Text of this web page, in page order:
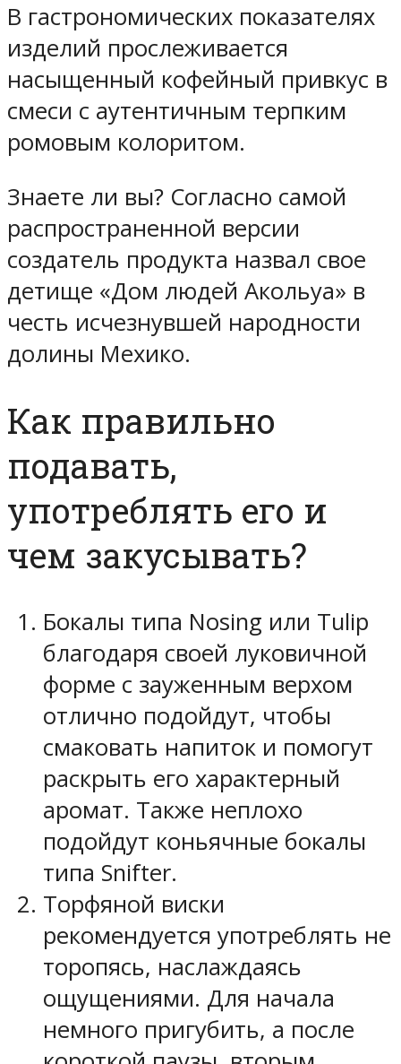
В гастрономических показателях
изделий прослеживается
насыщенный кофейный привкус в
смеси с аутентичным терпким
ромовым колоритом.
Знаете ли вы? Согласно самой
распространенной версии
создатель продукта назвал свое
детище «Дом людей Акольуа» в
честь исчезнувшей народности
долины Мехико.
Как правильно
подавать,
употреблять его и
чем закусывать?
Бокалы типа Nosing или Tulip
благодаря своей луковичной
форме с зауженным верхом
отлично подойдут, чтобы
смаковать напиток и помогут
раскрыть его характерный
аромат. Также неплохо
подойдут коньячные бокалы
типа Snifter.
Торфяной виски
рекомендуется употреблять не
торопясь, наслаждаясь
ощущениями. Для начала
немного пригубить, а после